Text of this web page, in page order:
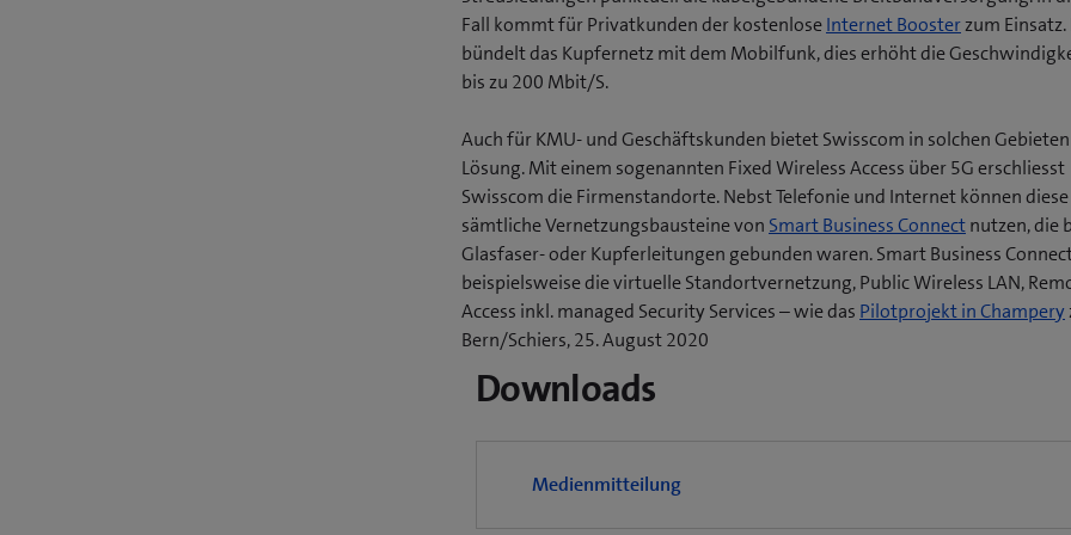
Fall kommt für Privatkunden der kostenloseInternet Boosterzum Einsatz.
bündelt das Kupfernetz mit dem Mobilfunk, dies erhöht die
bis zu 200 Mbit/S.
Auch für KMU- und Geschäftskunden bietet Swisscom in solchen
Lösung. Mit einem sogenannten Fixed Wireless Access über 5G erschliesst
Swisscom die Firmenstandorte. Nebst Telefonie und Internet können
sämtliche Vernetzungsbausteine von Smart Business Connectnutzen, die
Glasfaser- oder Kupferleitungen gebunden waren. Smart Business
beispielsweise die virtuelle Standortvernetzung, Public Wireless LAN,
Access inkl. managed Security Services – wie das Pilotprojekt in Champery(
Bern/Schiers, 25. August 2020
Downloads
Medienmitteilung